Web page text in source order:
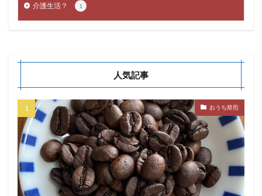
介護生活？ 1
人気記事
おうち焙煎